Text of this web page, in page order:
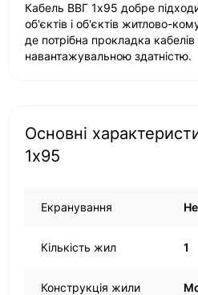
Кабель ВВГ 1х95 добре
об'єктів і об'єктів житлово-
де потрібна прокладка
навантажувальною здатністю.
Основні
1х95
Екранування
Кількість жил 1
Конструкція жили